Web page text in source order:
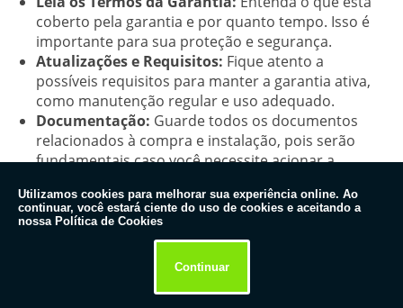
coberto pela garantia e por quanto tempo. Isso é
importante para sua proteção e segurança.
Atualizações e Requisitos: Fique atento a
possíveis requisitos para manter a garantia ativa,
como manutenção regular e uso adequado.
Documentação: Guarde todos os documentos
relacionados à compra e instalação, pois serão
fundamentais caso você necessite acionar a
10. MANTENHA-SE ATUALIZADO SOBRE NOVIDADES
O mercado de construção e decoração está em constante
evolução, e novas opções de produtos e técnicas de
Utilizamos cookies para melhorar sua experiência online. Ao
continuar, você estará ciente do uso de cookies e aceitando a
nossa Política de Cookies
Continuar